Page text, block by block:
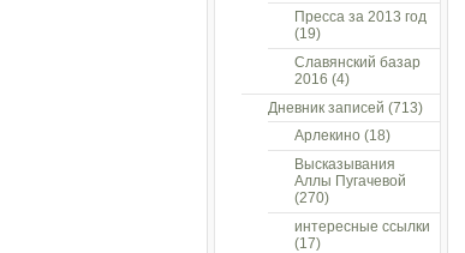
Пресса за 2013 год
(19)
Славянский базар
2016 (4)
Дневник записей (713)
Арлекино (18)
Высказывания
Аллы Пугачевой
(270)
интересные ссылки
(17)